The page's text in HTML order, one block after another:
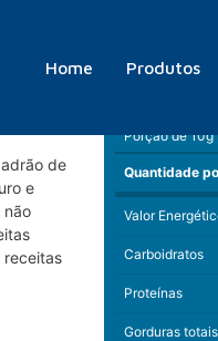
Home Produtos
de
e
não
receitas
Porção de 10g
Quantidade
Valor
Carboidratos
Proteínas
Gorduras totais